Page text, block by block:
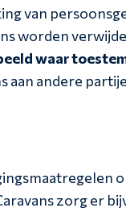
van
worden
waar
aan andere
zorg er